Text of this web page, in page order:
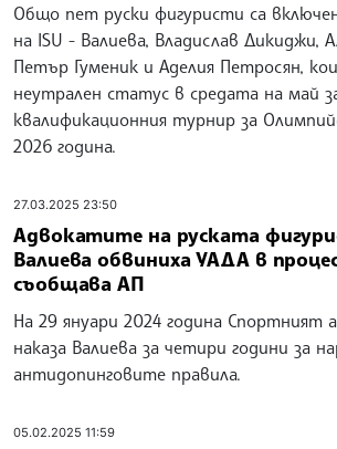
Общо пет руски фигуристи са
на ISU - Валиева, Владислав Дикиджи,
Петър Гуменик и Аделия Петросян,
неутрален статус в средата на май
квалификационния турнир за
2026 година.
27.03.2025 23:50
Адвокатите на руската
Валиева обвиниха УАДА в
съобщава АП
На 29 януари 2024 година Спортният
наказа Валиева за четири години за
антидопинговите правила.
05.02.2025 11:59